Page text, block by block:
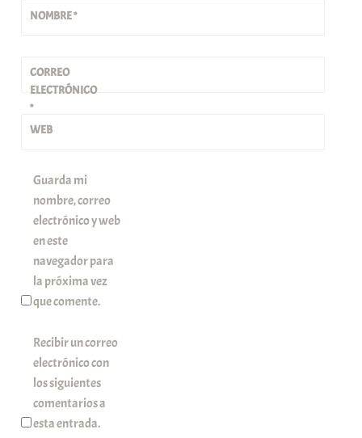
NOMBRE*
CORREO
ELECTRÓNICO
*
WEB
Guarda mi
nombre, correo
electrónico y web
en este
navegador para
la próxima vez
que comente.
Recibir un correo
electrónico con
los siguientes
comentarios a
esta entrada.